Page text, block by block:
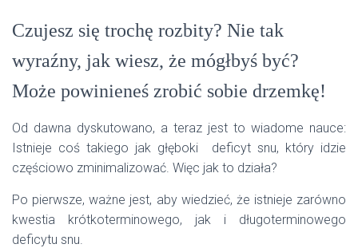
Czujesz się trochę rozbity? Nie tak
wyraźny, jak wiesz, że mógłbyś być?
Może powinieneś zrobić sobie drzemkę!
Od dawna dyskutowano, a teraz jest to wiadome nauce:
Istnieje coś takiego jak głęboki deficyt snu, który idzie
częściowo zminimalizować. Więc jak to działa?
Po pierwsze, ważne jest, aby wiedzieć, że istnieje zarówno
kwestia krótkoterminowego, jak i długoterminowego
deficytu snu.